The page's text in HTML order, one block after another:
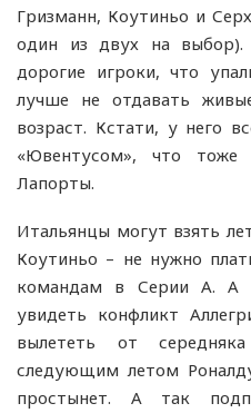
Гризманн, Коутиньо и
один из двух на
дорогие игроки, что
лучше не отдавать
возраст. Кстати, у него
«Ювентусом», что тоже
Лапорты.
Итальянцы могут взять
Коутиньо – не нужно
командам в Серии А. А
увидеть конфликт
вылететь от
следующим летом
простынет. А так